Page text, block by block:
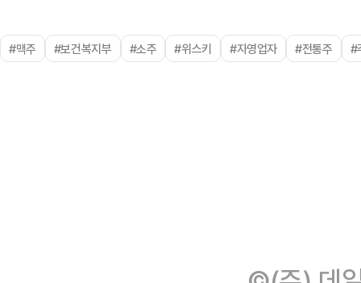
#맥주 #보건복지부 #소주 #위스키 #자영업자 #전통주 #